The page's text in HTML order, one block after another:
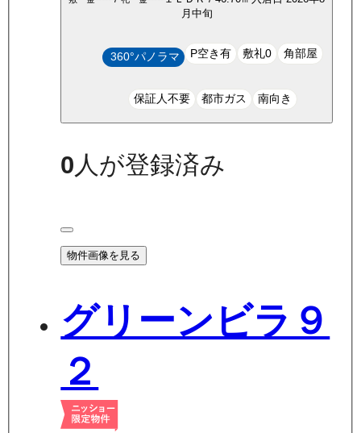
月中旬
360°パノラマ P空き有 敷礼0 角部屋
保証人不要 都市ガス 南向き
0 人が登録済み
物件画像を見る
グリーンビラ９
２